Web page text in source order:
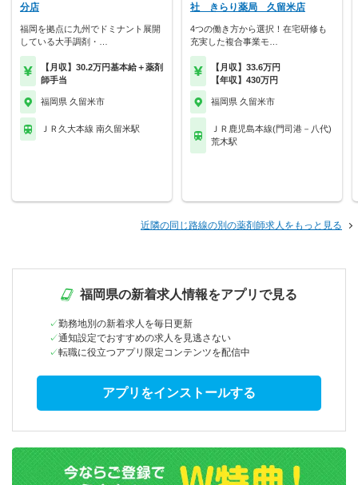
分店
福岡を拠点に九州でドミナント展開
している大手調剤・…
【月収】30.2万円基本給＋薬剤
師手当
福岡県 久留米市
ＪＲ久大本線 南久留米駅
社 きらり薬局 久留米店
4つの働き方から選択！在宅研修も
充実した複合事業モ…
【月収】33.6万円
【年収】430万円
福岡県 久留米市
ＪＲ鹿児島本線(門司港－八代)
荒木駅
近隣の同じ路線の別の薬剤師求人をもっと見る
福岡県の新着求人情報をアプリで見る
勤務地別の新着求人を毎日更新
通知設定でおすすめの求人を見逃さない
転職に役立つアプリ限定コンテンツを配信中
アプリをインストールする